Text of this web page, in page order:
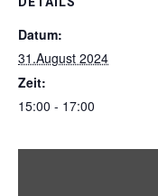
Datum:
31.August 2024
Zeit:
15:00 - 17:00